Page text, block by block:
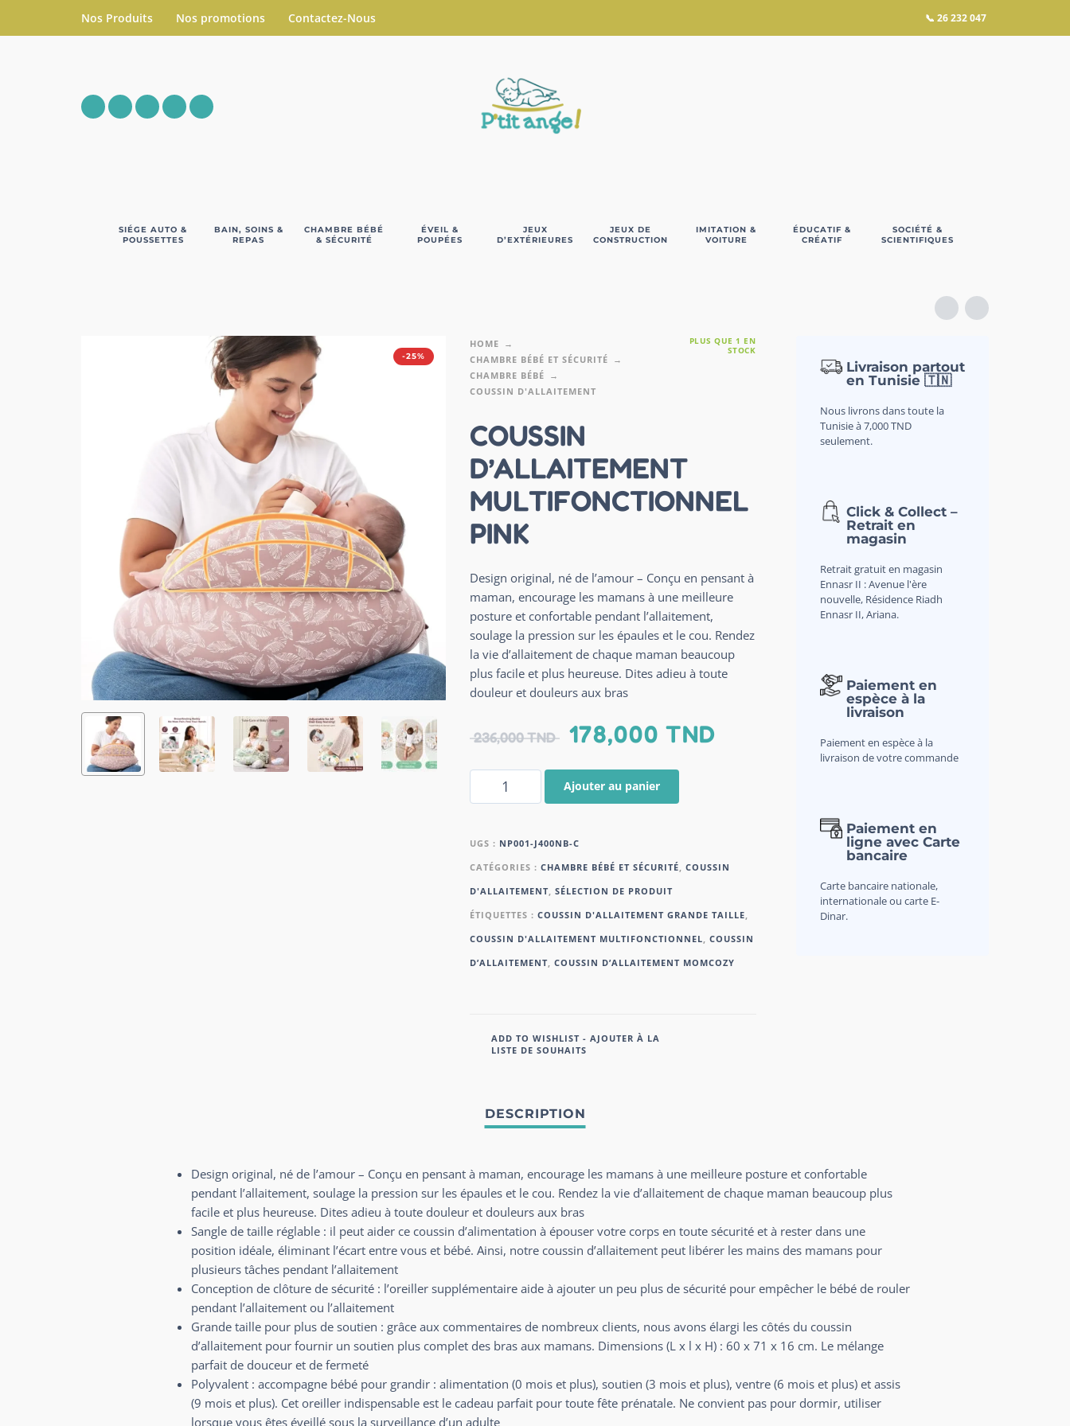
Nos Produits Nos promotions Contactez-Nous 📞 26 232 047
SIÉGE AUTO &
POUSSETTES
BAIN, SOINS &
REPAS
CHAMBRE BÉBÉ
& SÉCURITÉ
ÉVEIL &
POUPÉES
JEUX
D’EXTÉRIEURES
JEUX DE
CONSTRUCTION
IMITATION &
VOITURE
ÉDUCATIF &
CRÉATIF
SOCIÉTÉ &
SCIENTIFIQUES
-25%
HOME
CHAMBRE BÉBÉ ET SÉCURITÉ
CHAMBRE BÉBÉ
COUSSIN D'ALLAITEMENT
PLUS QUE 1 EN
STOCK
COUSSIN
D’ALLAITEMENT
MULTIFONCTIONNEL
PINK
Design original, né de l’amour – Conçu en pensant à
maman, encourage les mamans à une meilleure
posture et confortable pendant l’allaitement,
soulage la pression sur les épaules et le cou. Rendez
la vie d’allaitement de chaque maman beaucoup
plus facile et plus heureuse. Dites adieu à toute
douleur et douleurs aux bras
236,000TND 178,000 TND
Ajouter au panier
UGS : NP001-J400NB-C
CATÉGORIES : CHAMBRE BÉBÉ ET SÉCURITÉ, COUSSIN
D'ALLAITEMENT, SÉLECTION DE PRODUIT
ÉTIQUETTES : COUSSIN D'ALLAITEMENT GRANDE TAILLE,
COUSSIN D'ALLAITEMENT MULTIFONCTIONNEL, COUSSIN
D’ALLAITEMENT, COUSSIN D’ALLAITEMENT MOMCOZY
ADD TO WISHLIST - AJOUTER À LA
LISTE DE SOUHAITS
Livraison partout
en Tunisie 🇹🇳
Nous livrons dans toute la
Tunisie à 7,000 TND
seulement.
Click & Collect –
Retrait en
magasin
Retrait gratuit en magasin
Ennasr II : Avenue l'ère
nouvelle, Résidence Riadh
Ennasr II, Ariana.
Paiement en
espèce à la
livraison
Paiement en espèce à la
livraison de votre commande
Paiement en
ligne avec Carte
bancaire
Carte bancaire nationale,
internationale ou carte E-
Dinar.
Design original, né de l’amour – Conçu en pensant à maman, encourage les mamans à une meilleure posture et confortable
pendant l’allaitement, soulage la pression sur les épaules et le cou. Rendez la vie d’allaitement de chaque maman beaucoup plus
facile et plus heureuse. Dites adieu à toute douleur et douleurs aux bras
Sangle de taille réglable : il peut aider ce coussin d’alimentation à épouser votre corps en toute sécurité et à rester dans une
position idéale, éliminant l’écart entre vous et bébé. Ainsi, notre coussin d’allaitement peut libérer les mains des mamans pour
plusieurs tâches pendant l’allaitement
Conception de clôture de sécurité : l’oreiller supplémentaire aide à ajouter un peu plus de sécurité pour empêcher le bébé de rouler
pendant l’allaitement ou l’allaitement
Grande taille pour plus de soutien : grâce aux commentaires de nombreux clients, nous avons élargi les côtés du coussin
d’allaitement pour fournir un soutien plus complet des bras aux mamans. Dimensions (L x l x H) : 60 x 71 x 16 cm. Le mélange
parfait de douceur et de fermeté
Polyvalent : accompagne bébé pour grandir : alimentation (0 mois et plus), soutien (3 mois et plus), ventre (6 mois et plus) et assis
(9 mois et plus). Cet oreiller indispensable est le cadeau parfait pour toute fête prénatale. Ne convient pas pour dormir, utiliser
lorsque vous êtes éveillé sous la surveillance d’un adulte